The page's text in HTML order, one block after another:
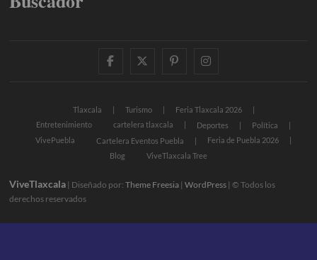
facebooktwitter
pinterestinstagram
Tlaxcala Turismo
Feria Tlaxcala 2026
Entretenimiento
cartelera tlaxcala Deportes
Política
VivePuebla
Cartelera Eventos Puebla
Feria de Puebla 2026
Blog
ViveTlaxcala Tree
ViveTlaxcala | Diseñado por:Theme Freesia |WordPress | © Todos los
derechos reservados